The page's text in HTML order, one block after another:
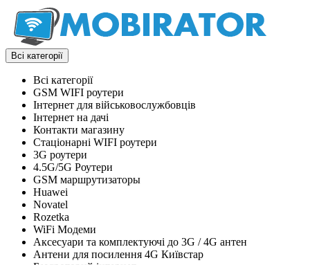
Всі категорії
Всі категорії
GSM WIFI роутери
Інтернет для військовослужбовців
Інтернет на дачі
Контакти магазину
Стаціонарні WIFI роутери
3G роутери
4.5G/5G Роутери
GSM маршрутизаторы
Huawei
Novatel
Rozetka
WiFi Модеми
Аксесуари та комплектуючі до 3G / 4G антен
Антени для посилення 4G Київстар